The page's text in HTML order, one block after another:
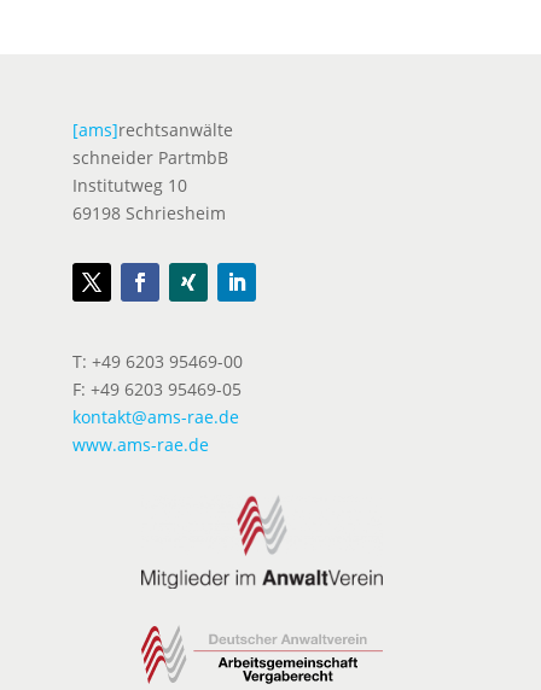
[ams]rechtsanwälte
schneider PartmbB
Institutweg 10
69198 Schriesheim
T: +49 6203 95469-00
F: +49 6203 95469-05
kontakt@ams-rae.de
www.ams-rae.de